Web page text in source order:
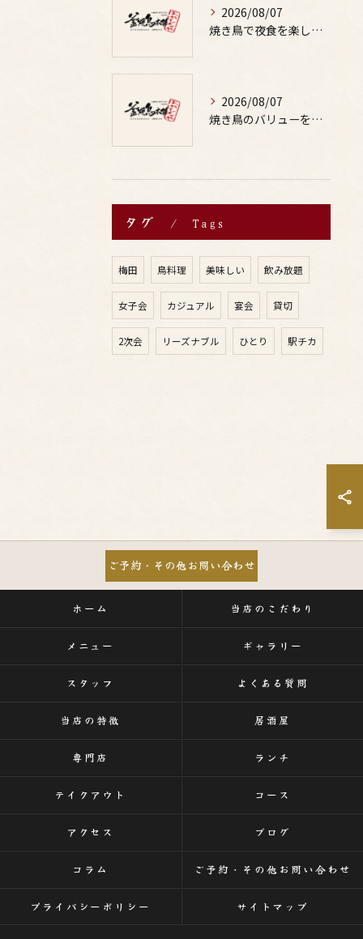
2026/08/07
焼き鳥で夜食を楽しむ適量や部位の選び方と罪悪感なしの満足テクを徹底解説
2026/08/07
焼き鳥のバリューを徹底比較した居酒屋やお酒と楽しむ鳥料理選び方ガイド
タグ Tags
梅田 鳥料理 美味しい 飲み放題
女子会 カジュアル 宴会 貸切
2次会 リーズナブル ひとり 駅チカ
ご予約・その他お問い合わせ
ホーム 当店のこだわり
メニュー ギャラリー
スタッフ よくある質問
当店の特徴 居酒屋
専門店 ランチ
テイクアウト コース
アクセス ブログ
コラム ご予約・その他お問い合わせ
プライバシーポリシー サイトマップ